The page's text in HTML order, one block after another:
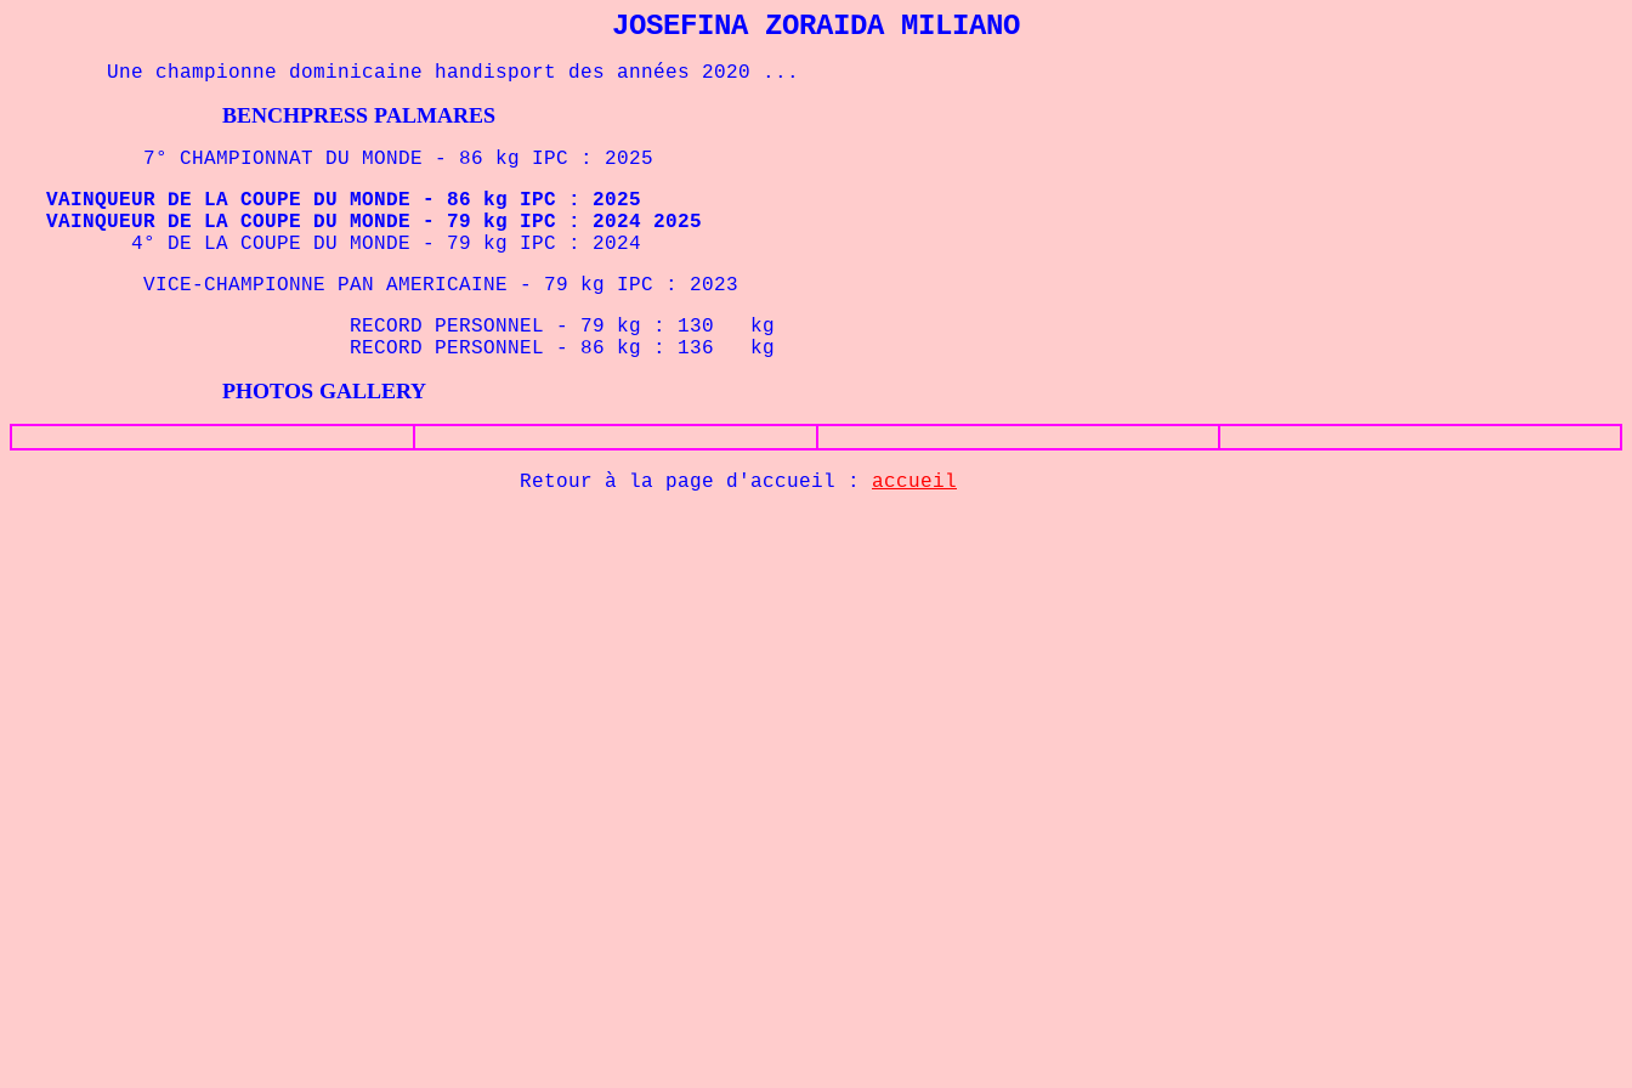
JOSEFINA ZORAIDA MILIANO
Une championne dominicaine handisport des années 2020 ...
BENCHPRESS PALMARES
7° CHAMPIONNAT DU MONDE - 86 kg IPC : 2025
VAINQUEUR DE LA COUPE DU MONDE - 86 kg IPC : 2025
VAINQUEUR DE LA COUPE DU MONDE - 79 kg IPC : 2024 2025
4° DE LA COUPE DU MONDE - 79 kg IPC : 2024
VICE-CHAMPIONNE PAN AMERICAINE - 79 kg IPC : 2023
RECORD PERSONNEL - 79 kg : 130 kg
RECORD PERSONNEL - 86 kg : 136 kg
PHOTOS GALLERY
Retour à la page d'accueil : accueil